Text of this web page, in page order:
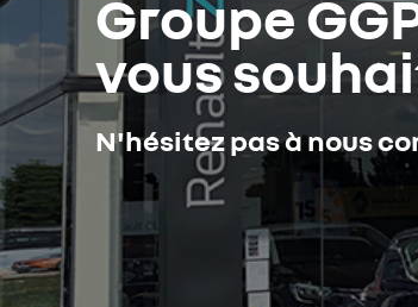
Groupe
vous
N'hésitez pas à nous